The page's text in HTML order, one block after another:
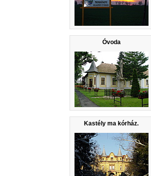
Óvoda
Kastély ma kórház.